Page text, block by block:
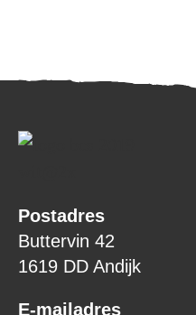
Postadres
Buttervin 42
1619 DD Andijk
E-mailadres